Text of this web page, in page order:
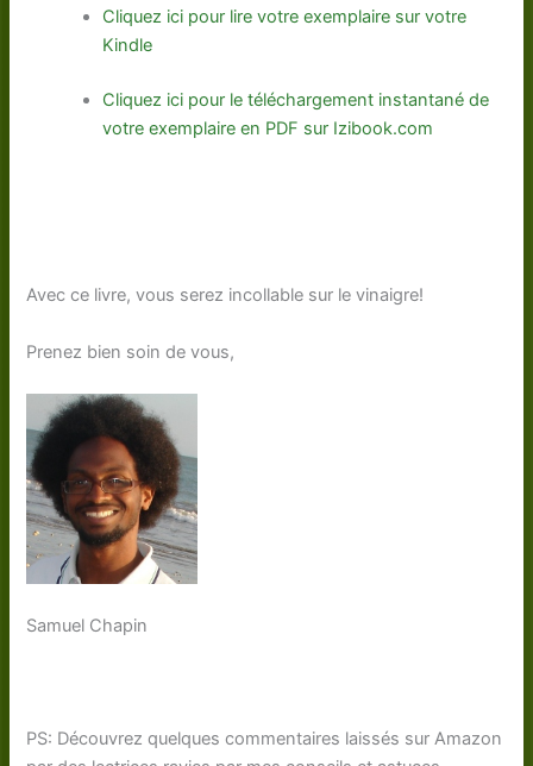
Cliquez ici pour lire votre exemplaire sur votre
Kindle
Cliquez ici pour le téléchargement instantané de
votre exemplaire en PDF sur Izibook.com
Avec ce livre, vous serez incollable sur le vinaigre!
Prenez bien soin de vous,
Samuel Chapin
PS: Découvrez quelques commentaires laissés sur Amazon